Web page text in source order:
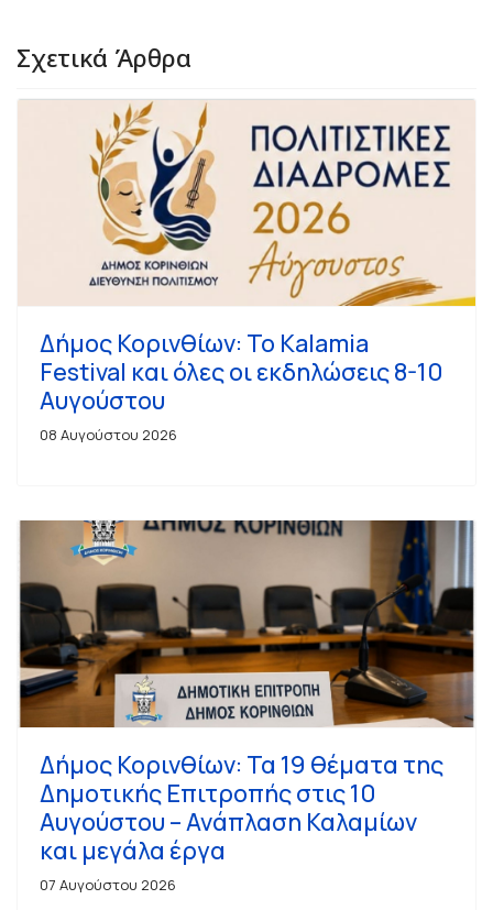
Σχετικά Άρθρα
Δήμος Κορινθίων: Το Kalamia
Festival και όλες οι εκδηλώσεις 8-10
Αυγούστου
08 Αυγούστου 2026
Δήμος Κορινθίων: Τα 19 θέματα της
Δημοτικής Επιτροπής στις 10
Αυγούστου – Ανάπλαση Καλαμίων
και μεγάλα έργα
07 Αυγούστου 2026